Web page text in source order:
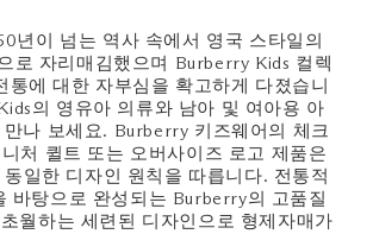
년이 넘는 역사 속에서 영국 스타일의
로 자리매김했으며 Burberry Kids 컬렉
통에 대한 자부심을 확고하게 다졌습니
의 영유아 의류와 남아 및 여아용 아
만나 보세요. Burberry 키즈웨어의 체크
처 퀼트 또는 오버사이즈 로고 제품은
일한 디자인 원칙을 따릅니다. 전통적
바탕으로 완성되는 Burberry의 고품질
월하는 세련된 디자인으로 형제자매가